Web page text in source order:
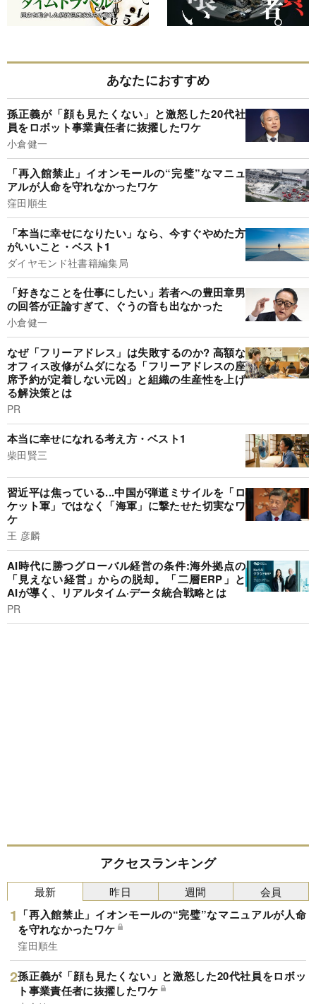
あなたにおすすめ
孫正義が「顔も見たくない」と激怒した20代社
員をロボット事業責任者に抜擢したワケ
小倉健一
「再入館禁止」イオンモールの“完璧”なマニュ
アルが人命を守れなかったワケ
窪田順生
「本当に幸せになりたい」なら、今すぐやめた方
がいいこと・ベスト1
ダイヤモンド社書籍編集局
「好きなことを仕事にしたい」若者への豊田章男
の回答が正論すぎて、ぐうの音も出なかった
小倉健一
なぜ「フリーアドレス」は失敗するのか? 高額な
オフィス改修がムダになる「フリーアドレスの座
席予約が定着しない元凶」と組織の生産性を上げ
る解決策とは
PR
本当に幸せになれる考え方・ベスト1
柴田賢三
習近平は焦っている...中国が弾道ミサイルを「ロ
ケット軍」ではなく「海軍」に撃たせた切実なワ
ケ
王 彦麟
AI時代に勝つグローバル経営の条件:海外拠点の
「見えない経営」からの脱却。「二層ERP」と
AIが導く、リアルタイム·データ統合戦略とは
PR
アクセスランキング
最新
「再入館禁止」イオンモールの“完璧”なマニュアルが人命
を守れなかったワケ
窪田順生
孫正義が「顔も見たくない」と激怒した20代社員をロボッ
ト事業責任者に抜擢したワケ
昨日 週間 会員